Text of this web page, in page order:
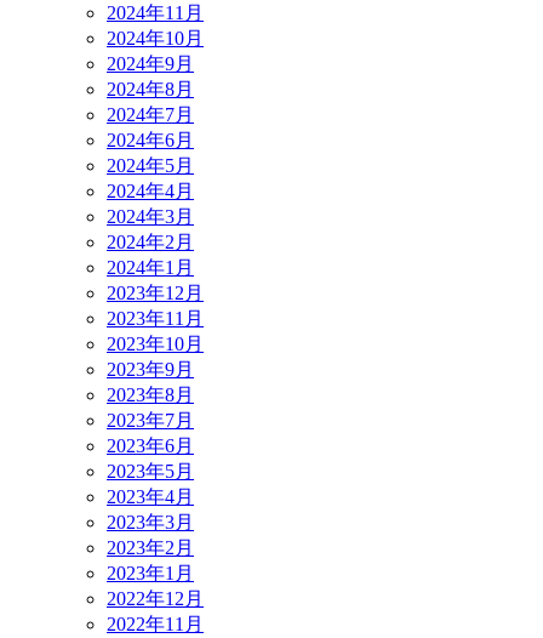
2024年11月
2024年10月
2024年9月
2024年8月
2024年7月
2024年6月
2024年5月
2024年4月
2024年3月
2024年2月
2024年1月
2023年12月
2023年11月
2023年10月
2023年9月
2023年8月
2023年7月
2023年6月
2023年5月
2023年4月
2023年3月
2023年2月
2023年1月
2022年12月
2022年11月